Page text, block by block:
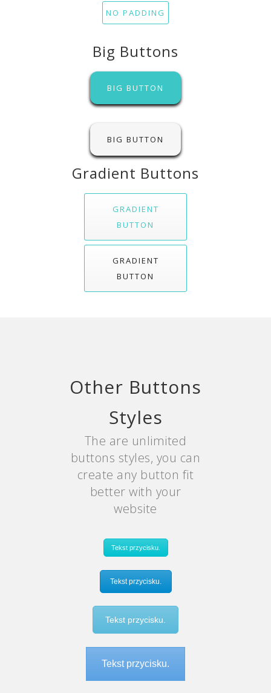
NO PADDING
Big Buttons
BIG BUTTON
BIG BUTTON
Gradient Buttons
GRADIENT
BUTTON
GRADIENT
BUTTON
Other Buttons
Styles
The are unlimited
buttons styles, you can
create any button fit
better with your
website
Tekst przycisku.
Tekst przycisku.
Tekst przycisku.
Tekst przycisku.